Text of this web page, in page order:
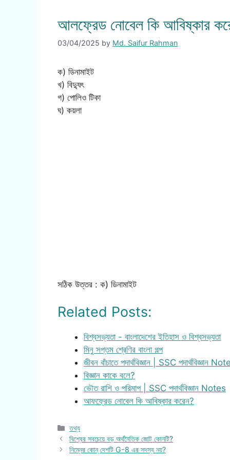
আলফ্রেড নোবেল কি আবিষ্কার
03/04/2025 by Md. Saifur Rahman
ক) ডিনামাইট
খ) বিদ্যুৎ
গ) পোলিও টিকা
ঘ) কয়লা
সঠিক উত্তর : ক) ডিনামাইট
Related Posts:
বিশ্বসভ্যতা - বাংলাদেশের ইতিহাস ও বিশ্বসভ্যতা
মিনু সপ্তম শ্রেণির বাংলা গল্প
জীবন বাঁচাতে পদার্থবিজ্ঞান | SSC পদার্থবিজ্ঞান
বিজ্ঞান কাকে বলে?
ভৌত রাশি ও পরিমাপ | SSC পদার্থবিজ্ঞান Notes
আফফ্রেড নোবেল কি আবিষ্কার করেন?
Categories
তথ্য
বিশ্বের সবচেয়ে বড় অর্থনৈতিক জোট কোনটি?
নিম্নের কোন্ দেশটি G-8 এর সদস্য নয়?